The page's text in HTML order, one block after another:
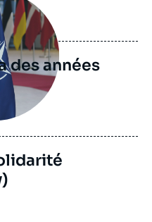
des années